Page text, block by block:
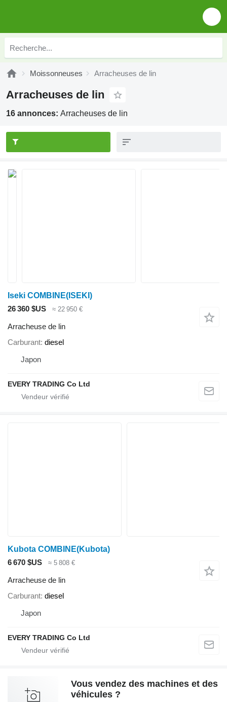
Moissonneuses Arracheuses de lin
Arracheuses de lin
16 annonces: Arracheuses de lin
Iseki COMBINE(ISEKI)
26 360 $US
≈ 22 950 €
Arracheuse de lin
Carburant diesel
Japon
EVERY TRADING Co Ltd
Kubota COMBINE(Kubota)
6 670 $US
≈ 5 808 €
Arracheuse de lin
Carburant diesel
Japon
EVERY TRADING Co Ltd
Vous vendez des machines et des
véhicules ?